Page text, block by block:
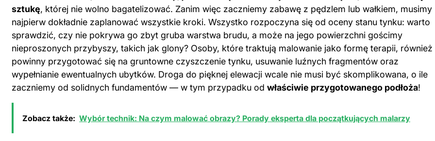
sztukę, której nie wolno bagatelizować. Zanim więc zaczniemy zabawę z pędzlem lub wałkiem, musimy
najpierw dokładnie zaplanować wszystkie kroki. Wszystko rozpoczyna się od oceny stanu tynku: warto
sprawdzić, czy nie pokrywa go zbyt gruba warstwa brudu, a może na jego powierzchni gościmy
nieproszonych przybyszy, takich jak glony? Osoby, które traktują malowanie jako formę terapii, również
powinny przygotować się na gruntowne czyszczenie tynku, usuwanie luźnych fragmentów oraz
wypełnianie ewentualnych ubytków. Droga do pięknej elewacji wcale nie musi być skomplikowana, o ile
zaczniemy od solidnych fundamentów — w tym przypadku od właściwie przygotowanego podłoża!
Zobacz także: Wybór technik: Na czym malować obrazy? Porady eksperta dla początkujących malarzy